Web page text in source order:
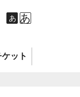
あ あ
ケット